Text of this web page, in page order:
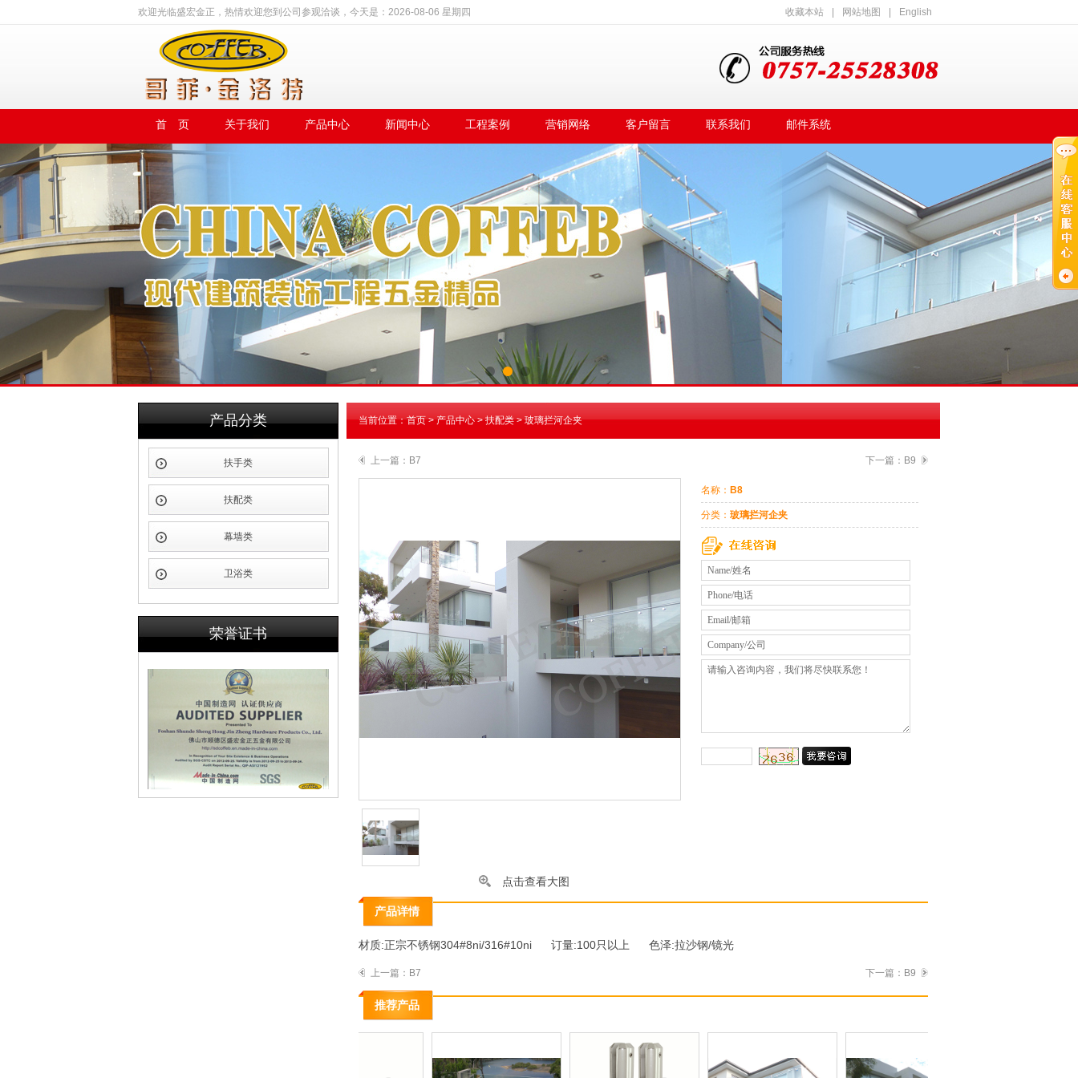
收藏本站 网站地图 English
欢迎光临盛宏金正，热情欢迎您到公司参观洽谈，今天是： 2026-08-06 星期四
首 页 关于我们 产品中心 新闻中心 工程案例 营销网络 客户留言 联系我们 邮件系统
产品分类
扶手类
扶配类
幕墙类
卫浴类
荣誉证书
当前位置：首页>产品中心>扶配类>玻璃拦河企夹
上一篇： B7 下一篇： B9
点击查看大图
名称： B8
分类： 玻璃拦河企夹
产品详情
材质:正宗不锈钢304#8ni/316#10ni 订量:100只以上 色泽:拉沙钢/镜光
上一篇： B7 下一篇： B9
推荐产品